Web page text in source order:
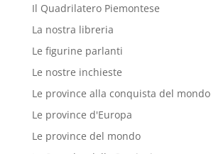
Il Quadrilatero Piemontese
La nostra libreria
Le figurine parlanti
Le nostre inchieste
Le province alla conquista del mondo
Le province d'Europa
Le province del mondo